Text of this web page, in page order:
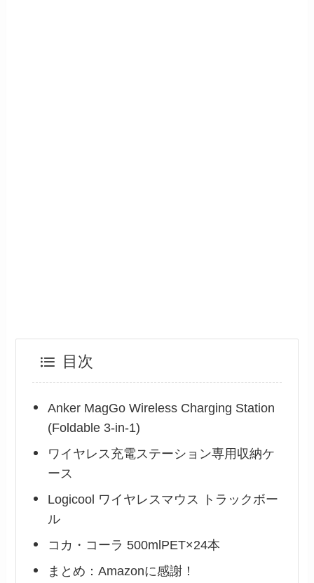
目次
Anker MagGo Wireless Charging Station
(Foldable 3-in-1)
ワイヤレス充電ステーション専用収納ケ
ース
Logicool ワイヤレスマウス トラックボー
ル
コカ・コーラ 500mlPET×24本
まとめ：Amazonに感謝！